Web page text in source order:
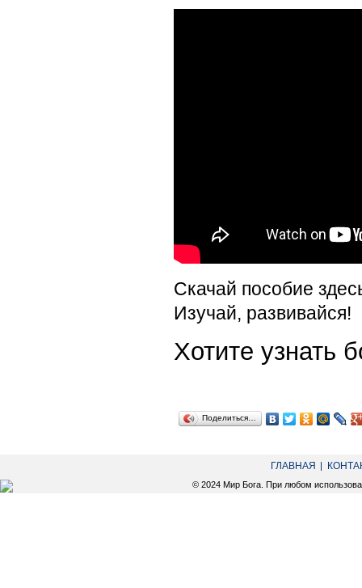
Скачай пособие
Изучай, развивайся!
Хотите
Поделиться…
ГЛАВНАЯ
© 2024 Мир Бога. При любом